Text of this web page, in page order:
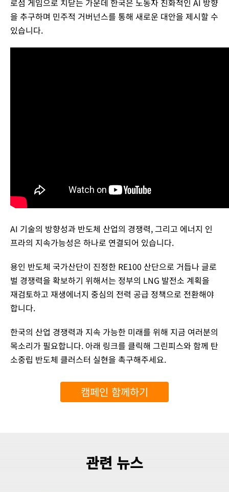
로섬 게임으로 치닫는 가운데 한국은 노동자 친화적인 AI 방향
을 추구하며 민주적 거버넌스를 통해 새로운 대안을 제시할 수
있습니다.
AI 기술의 방향성과 반도체 산업의 경쟁력, 그리고 에너지 인
프라의 지속가능성은 하나로 연결되어 있습니다.
​용인 반도체 국가산단이 진정한 RE100 산단으로 거듭나 글로
벌 경쟁력을 확보하기 위해서는 정부의 LNG 발전소 계획을
재검토하고 재생에너지 중심의 전력 공급 정책으로 전환해야
합니다.
한국의 산업 경쟁력과 지속 가능한 미래를 위해 지금 여러분의
목소리가 필요합니다.​ 아래 링크를 클릭해 그린피스와 함께 탄
소중립 반도체 클러스터 실현을 촉구해주세요.
캠페인 함께하기
관련 뉴스